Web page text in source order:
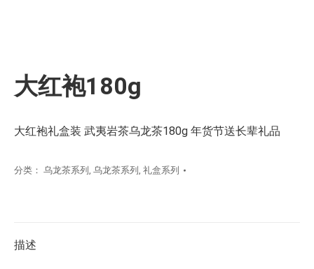
大红袍180g
大红袍礼盒装 武夷岩茶乌龙茶180g 年货节送长辈礼品
分类： 乌龙茶系列 , 乌龙茶系列 , 礼盒系列
描述